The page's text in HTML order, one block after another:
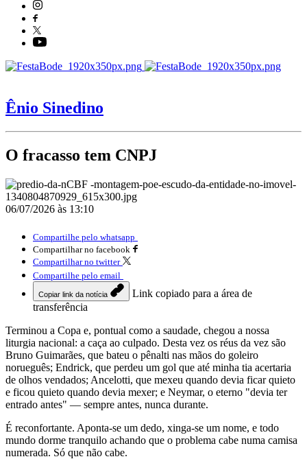
Ênio Sinedino
O fracasso tem CNPJ
06/07/2026 às 13:10
Compartilhe pelo whatsapp
Compartilhar no facebook
Compartilhar no twitter
Compartilhe pelo email
Copiar link da notícia
Link copiado para a área de
transferência
Terminou a Copa e, pontual como a saudade, chegou a nossa
liturgia nacional: a caça ao culpado. Desta vez os réus da vez são
Bruno Guimarães, que bateu o pênalti nas mãos do goleiro
norueguês; Endrick, que perdeu um gol que até minha tia acertaria
de olhos vendados; Ancelotti, que mexeu quando devia ficar quieto
e ficou quieto quando devia mexer; e Neymar, o eterno "devia ter
entrado antes" — sempre antes, nunca durante.
É reconfortante. Aponta-se um dedo, xinga-se um nome, e todo
mundo dorme tranquilo achando que o problema cabe numa camisa
numerada. Só que não cabe.